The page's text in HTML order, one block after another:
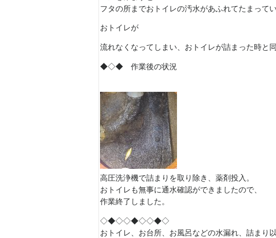
フタの所までおトイレの汚水があふれてたまってい
おトイレが
流れなくなってしまい、おトイレが詰まった時と
◆◇◆ 作業後の状況
高圧洗浄機で詰まりを取り除き、薬剤投入。
おトイレも無事に通水確認ができましたので、
作業終了しました。
◇◆◇◇◆◇◇◆◇
おトイレ、お台所、お風呂などの水漏れ、詰まり